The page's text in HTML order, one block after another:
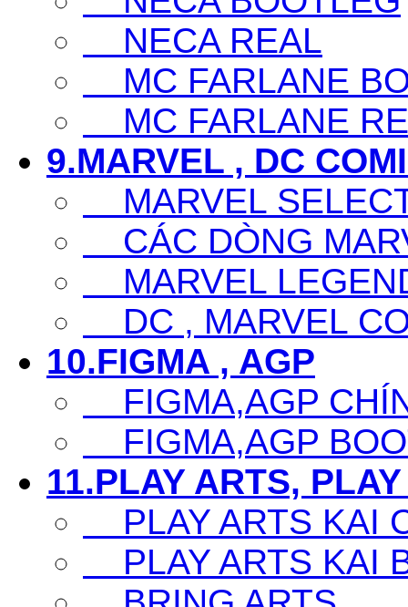
NECA REAL
MC FARLANE
MC FARLANE
9.MARVEL , DC
MARVEL
CÁC DÒNG
MARVEL
DC , MARVEL
10.FIGMA , AGP
FIGMA,AGP
FIGMA,AGP
11.PLAY ARTS,
PLAY ARTS KAI
PLAY ARTS KAI